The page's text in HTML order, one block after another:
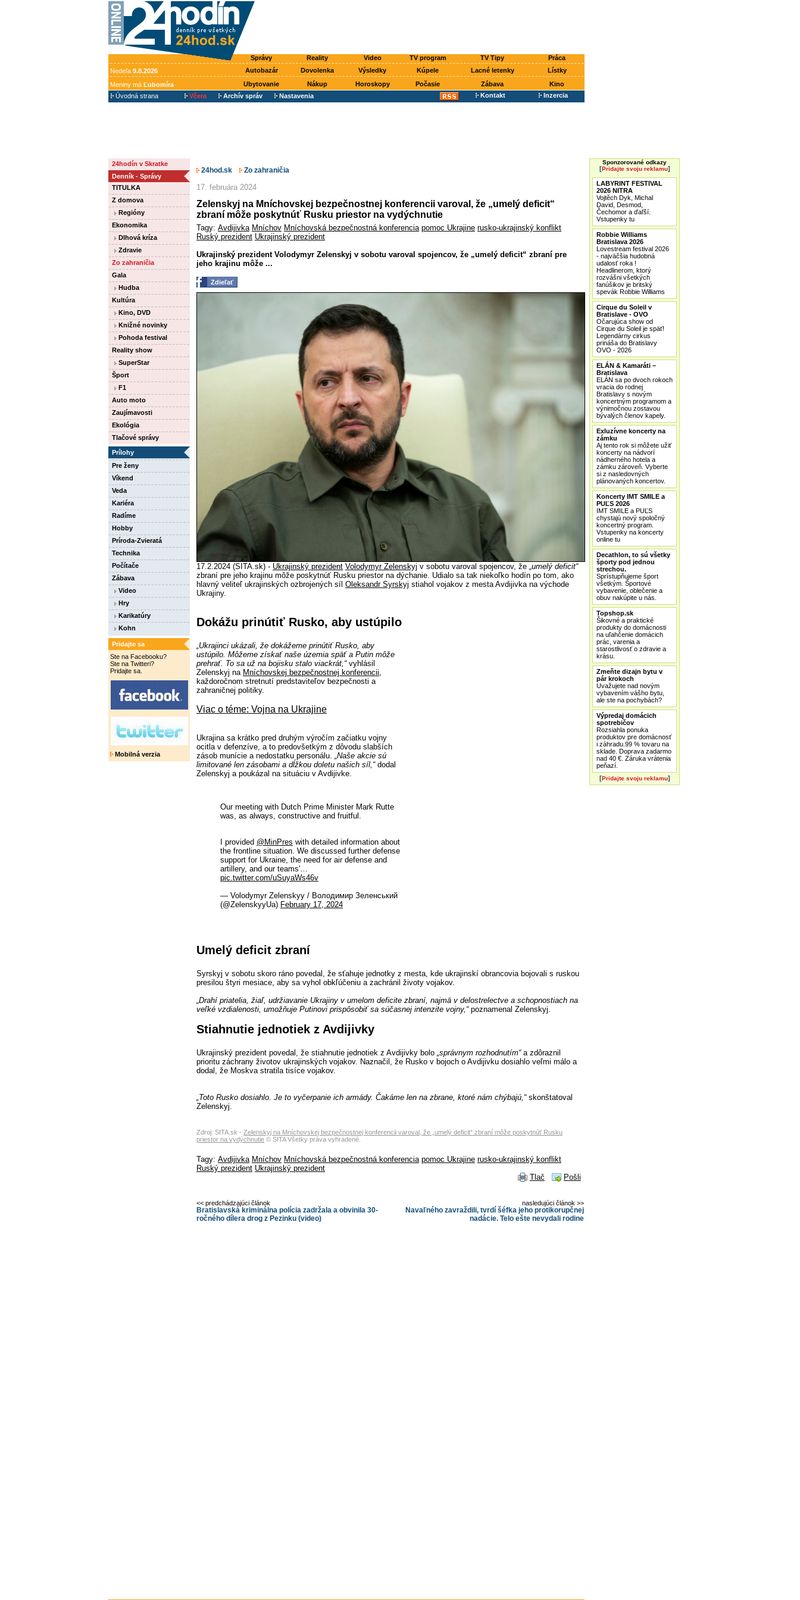
Správy Reality Video TV program TV Tipy
Práca
Nedeľa 9.8.2026 Autobazár Dovolenka Výsledky Kúpele Lacné letenky
Lístky
Meniny má Ľubomíra Ubytovanie Nákup Horoskopy Počasie Zábava
Kino
Úvodná strana
Včera Archív správ Nastavenia Kontakt Inzercia
24hodín v Skratke
Denník - Správy
TITULKA
Z domova
Regióny
Ekonomika
Dlhová kríza
Zdravie
Zo zahraničia
Gala
Hudba
Kultúra
Kino, DVD
Knižné novinky
Pohoda festival
Reality show
SuperStar
Šport
F1
Auto moto
Zaujímavosti
Ekológia
Tlačové správy
Prílohy
Pre ženy
Víkend
Veda
Kariéra
Radíme
Hobby
Príroda-Zvieratá
Technika
Počítače
Zábava
Video
Hry
Karikatúry
Kohn
Pridajte sa
Ste na Facebooku?
Ste na Twitteri?
Pridajte sa.
Mobilná verzia
24hod.sk Zo zahraničia
17. februára 2024
Zelenskyj na Mníchovskej bezpečnostnej konferencii varoval, že „umelý deficit“
zbraní môže poskytnúť Rusku priestor na vydýchnutie
Tagy: Avdijivka Mníchov Mníchovská bezpečnostná konferencia pomoc Ukrajine rusko-ukrajinský konflikt
Ruský prezident Ukrajinský prezident
Ukrajinský prezident Volodymyr Zelenskyj v sobotu varoval spojencov, že „umelý deficit“ zbraní pre
jeho krajinu môže ...
Zdieľať
17.2.2024 (SITA.sk) - Ukrajinský prezident Volodymyr Zelenskyj v sobotu varoval spojencov, že „umelý deficit“
zbraní pre jeho krajinu môže poskytnúť Rusku priestor na dýchanie. Udialo sa tak niekoľko hodín po tom, ako
hlavný veliteľ ukrajinských ozbrojených síl Oleksandr Syrskyj stiahol vojakov z mesta Avdijivka na východe
Ukrajiny.
Dokážu prinútiť Rusko, aby ustúpilo
„Ukrajinci ukázali, že dokážeme prinútiť Rusko, aby
ustúpilo. Môžeme získať naše územia späť a Putin môže
prehrať. To sa už na bojisku stalo viackrát,“vyhlásil
Zelenskyj na Mníchovskej bezpečnostnej konferencii,
každoročnom stretnutí predstaviteľov bezpečnosti a
zahraničnej politiky.
Viac o téme: Vojna na Ukrajine
Ukrajina sa krátko pred druhým výročím začiatku vojny
ocitla v defenzíve, a to predovšetkým z dôvodu slabších
zásob munície a nedostatku personálu.
„Naše akcie sú
limitované len zásobami a dĺžkou doletu našich síl,“dodal
Zelenskyj a poukázal na situáciu v Avdijivke.
Our meeting with Dutch Prime Minister Mark Rutte
was, as always, constructive and fruitful.
I provided @MinPres with detailed information about
the frontline situation. We discussed further defense
support for Ukraine, the need for air defense and
artillery, and our teams'…
pic.twitter.com/uSuyaWs46v
— Volodymyr Zelenskyy / Володимир Зеленський
(@ZelenskyyUa) February 17, 2024
Umelý deficit zbraní
Syrskyj v sobotu skoro ráno povedal, že sťahuje jednotky z mesta, kde ukrajinskí obrancovia bojovali s ruskou
presilou štyri mesiace, aby sa vyhol obkľúčeniu a zachránil životy vojakov.
„Drahí priatelia, žiaľ, udržiavanie Ukrajiny v umelom deficite zbraní, najmä v delostrelectve a schopnostiach na
veľké vzdialenosti, umožňuje Putinovi prispôsobiť sa súčasnej intenzite vojny,“poznamenal Zelenskyj.
Stiahnutie jednotiek z Avdijivky
Ukrajinský prezident povedal, že stiahnutie jednotiek z Avdijivky bolo „správnym rozhodnutím“a zdôraznil
prioritu záchrany životov ukrajinských vojakov. Naznačil, že Rusko v bojoch o Avdijivku dosiahlo veľmi málo a
dodal, že Moskva stratila tisíce vojakov.
„Toto Rusko dosiahlo. Je to vyčerpanie ich armády. Čakáme len na zbrane, ktoré nám chýbajú,“skonštatoval
Zelenskyj.
Zdroj: SITA.sk - Zelenskyj na Mníchovskej bezpečnostnej konferencii varoval, že „umelý deficit“ zbraní môže poskytnúť Rusku
priestor na vydýchnutie © SITA Všetky práva vyhradené.
Tagy: Avdijivka Mníchov Mníchovská bezpečnostná konferencia pomoc Ukrajine rusko-ukrajinský konflikt
Ruský prezident Ukrajinský prezident
Tlač
Pošli
nasledujúci článok >>
Navaľného zavraždili, tvrdí šéfka jeho protikorupčnej
nadácie. Telo ešte nevydali rodine
<< predchádzajúci článok
Bratislavská kriminálna polícia zadržala a obvinila 30-
ročného dílera drog z Pezinku (video)
Sponzorované odkazy
[Pridajte svoju reklamu]
LABYRINT FESTIVAL
2026 NITRA
Vojtěch Dyk, Michal
David, Desmod,
Čechomor a ďaľší.
Vstupenky tu
Robbie Williams
Bratislava 2026
Lovestream festival 2026
- najväčšia hudobná
udalosť roka !
Headlinerom, ktorý
rozvášni všetkých
fanúšikov je britský
spevák Robbie Williams
Cirque du Soleil v
Bratislave - OVO
Očarujúca show od
Cirque du Soleil je späť!
Legendárny cirkus
prináša do Bratislavy
OVO - 2026
ELÁN & Kamaráti –
Bratislava
ELÁN sa po dvoch rokoch
vracia do rodnej
Bratislavy s novým
koncertným programom a
výnimočnou zostavou
bývalých členov kapely.
Exluzívne koncerty na
zámku
Aj tento rok si môžete užiť
koncerty na nádvorí
nádherného hotela a
zámku zároveň. Vyberte
si z nasledovných
plánovaných koncertov.
Koncerty IMT SMILE a
PUĽS 2026
IMT SMILE a PUĽS
chystajú nový spoločný
koncertný program.
Vstupenky na koncerty
online tu
Decathlon, to sú všetky
športy pod jednou
strechou.
Sprístupňujeme šport
všetkým. Športové
vybavenie, oblečenie a
obuv nakúpite u nás.
Topshop.sk
Šikovné a praktické
produkty do domácnosti
na uľahčenie domácich
prác, varenia a
starostlivosť o zdravie a
krásu.
Zmeňte dizajn bytu v
pár krokoch
Uvažujete nad novým
vybavením vášho bytu,
ale ste na pochybách?
Výpredaj domácich
spotrebičov
Rozsiahla ponuka
produktov pre domácnosť
i záhradu.99 % tovaru na
sklade. Doprava zadarmo
nad 40 €. Záruka vrátenia
peňazí.
[Pridajte svoju reklamu]